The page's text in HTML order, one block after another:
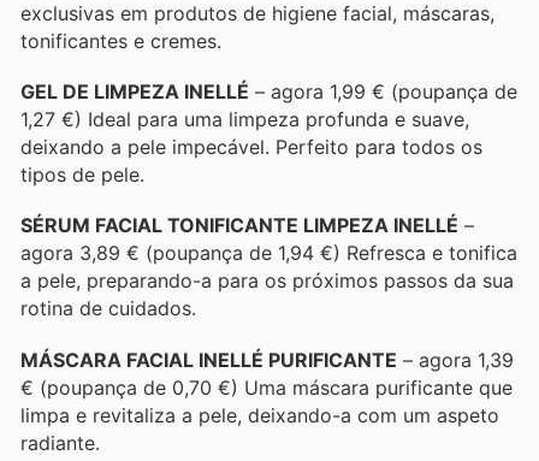
exclusivas em produtos de higiene facial, máscaras,
tonificantes e cremes.
GEL DE LIMPEZA INELLÉ – agora 1,99 € (poupança de
1,27 €) Ideal para uma limpeza profunda e suave,
deixando a pele impecável. Perfeito para todos os
tipos de pele.
SÉRUM FACIAL TONIFICANTE LIMPEZA INELLÉ –
agora 3,89 € (poupança de 1,94 €) Refresca e tonifica
a pele, preparando-a para os próximos passos da sua
rotina de cuidados.
MÁSCARA FACIAL INELLÉ PURIFICANTE – agora 1,39
€ (poupança de 0,70 €) Uma máscara purificante que
limpa e revitaliza a pele, deixando-a com um aspeto
radiante.